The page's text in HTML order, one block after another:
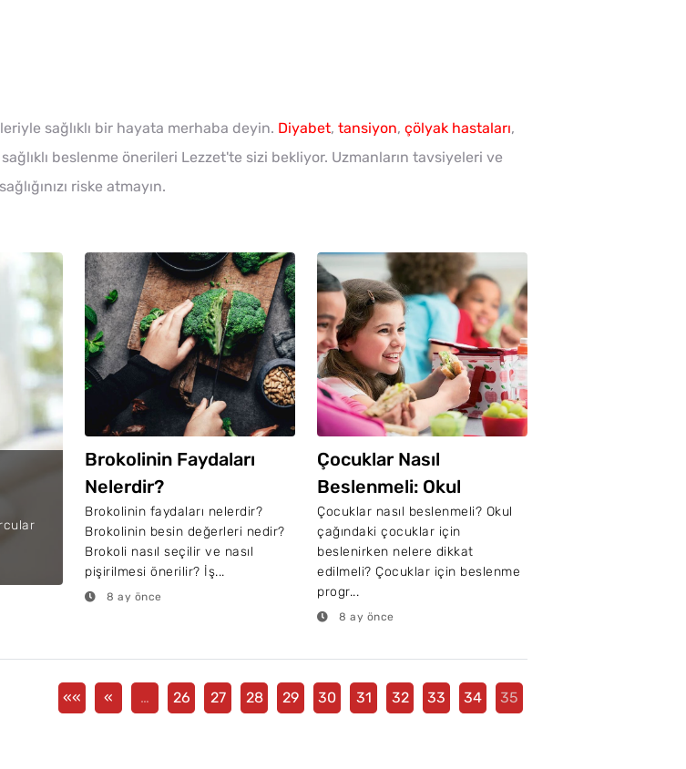
sağlıklı bir hayata merhaba deyin. Diyabet, tansiyon, çölyak hastaları,
beslenme önerileri Lezzet'te sizi bekliyor. Uzmanların tavsiyeleri ve
riske atmayın.
Brokolinin Faydaları
Nelerdir?
Brokolinin faydaları nelerdir?
Brokolinin besin değerleri nedir?
Brokoli nasıl seçilir ve nasıl
pişirilmesi önerilir? İş...
8 ay önce
Çocuklar Nasıl
Beslenmeli: Okul
Çağındaki Çocuklar İçin
Beslenme Önerileri
Çocuklar nasıl beslenmeli? Okul
çağındaki çocuklar için
beslenirken nelere dikkat
edilmeli? Çocuklar için beslenme
progr...
8 ay önce
«« « … 26 27 28 29 30 31 32 33 34 35